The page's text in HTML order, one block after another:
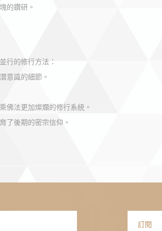
的鑽研。
行的修行方法：
意識的細節。
佛法更加燦爛的修行系統。
了後期的密宗信仰。
訂閱